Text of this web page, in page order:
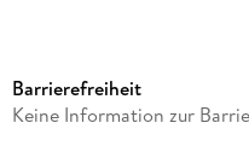
Reihe
World
Barrierefreiheit
Keine Information zur